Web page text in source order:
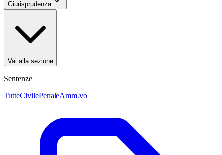
Giurisprudenza
Vai alla sezione
Sentenze
TutteCivilePenaleAmm.vo